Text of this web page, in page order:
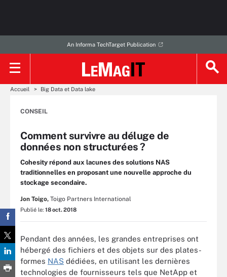
An Informa TechTarget Publication
Accueil Big Data et Data lake
CONSEIL
Comment survivre au déluge de
données non structurées ?
Cohesity répond aux lacunes des solutions NAS
traditionnelles en proposant une nouvelle approche du
stockage secondaire.
Jon Toigo, Toigo Partners International
Publié le: 18 oct. 2018
Pendant des années, les grandes entreprises ont
hébergé des fichiers et des objets sur des plates-
formes NAS dédiées, en utilisant les dernières
technologies de fournisseurs tels que NetApp et